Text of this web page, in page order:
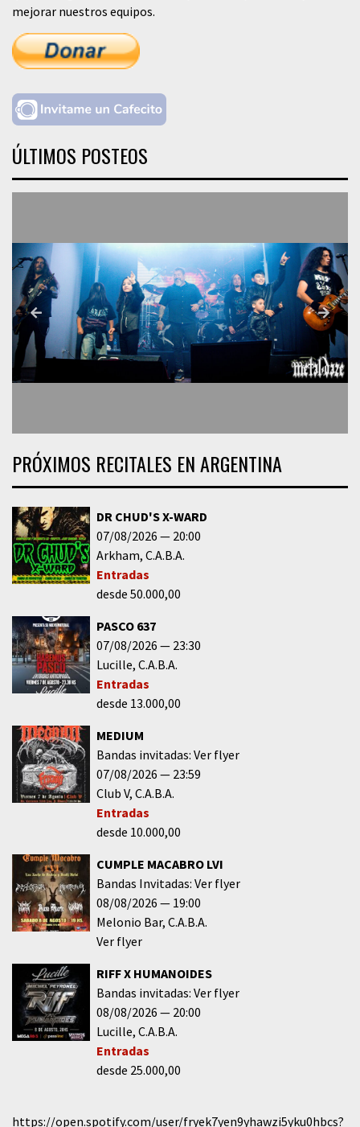
mejorar nuestros equipos.
ÚLTIMOS POSTEOS
PRÓXIMOS RECITALES EN ARGENTINA
DR CHUD'S X-WARD
07/08/2026
20:00
Arkham C.A.B.A.
Entradas
desde 50.000,00
PASCO 637
07/08/2026
23:30
Lucille C.A.B.A.
Entradas
desde 13.000,00
MEDIUM
Bandas invitadas: Ver flyer
07/08/2026
23:59
Club V C.A.B.A.
Entradas
desde 10.000,00
CUMPLE MACABRO LVI
Bandas Invitadas: Ver flyer
08/08/2026
19:00
Melonio Bar C.A.B.A.
Ver flyer
RIFF X HUMANOIDES
Bandas invitadas: Ver flyer
08/08/2026
20:00
Lucille C.A.B.A.
Entradas
desde 25.000,00
https://open.spotify.com/user/fryek7yen9yhawzi5yku0hbcs?